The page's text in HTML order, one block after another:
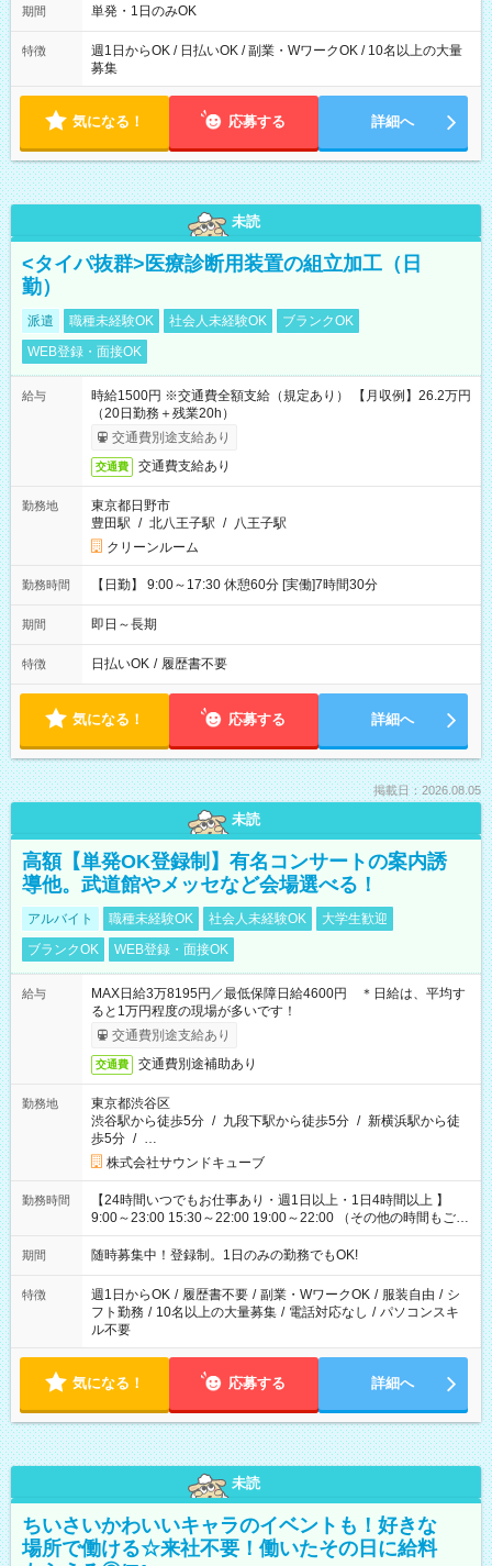
可能です！ ※1日あたりの最大実働時間は日勤、夜勤共に勤務し
期間 単発・1日のみOK
特徴
週1日からOK / 日払いOK / 副業・WワークOK / 10名以上の大量
募集
気になる！ 応募する 詳細へ
未読
<タイパ抜群>医療診断用装置の組立加工（日
勤）
派遣 職種未経験OK 社会人未経験OK
ブランクOK
WEB登録・面接OK
給与
時給1500円 ※交通費全額支給（規定あり） 【月収例】26.2万円
（20日勤務＋残業20h）
交通費別途支給あり
交通費 交通費支給あり
勤務地
東京都日野市
豊田駅 / 北八王子駅 / 八王子駅
クリーンルーム
勤務時間 【日勤】 9:00～17:30 休憩60分 [実働]7時間30分
期間 即日～長期
特徴 日払いOK / 履歴書不要
気になる！ 応募する 詳細へ
掲載日：2026.08.05
未読
高額【単発OK登録制】有名コンサートの案内誘
導他。武道館やメッセなど会場選べる！
アルバイト 職種未経験OK 社会人未経験OK
大学生歓迎
ブランクOK
WEB登録・面接OK
給与
MAX日給3万8195円／最低保障日給4600円 ＊日給は、平均す
ると1万円程度の現場が多いです！
交通費別途支給あり
交通費 交通費別途補助あり
勤務地
東京都渋谷区
渋谷駅から徒歩5分 / 九段下駅から徒歩5分 / 新横浜駅から徒
歩5分 / …
株式会社サウンドキューブ
勤務時間
【24時間いつでもお仕事あり・週1日以上・1日4時間以上 】
9:00～23:00 15:30～22:00 19:00～22:00 （その他の時間もござ
います！） 19:00～23:30 21:00～翌5:00 etc... ＊上記シフトは
一例です。現場により、時間が異なります！ ＊イベントが早く
期間 随時募集中！登録制。1日のみの勤務でもOK!
特徴 週1日からOK / 履歴書不要 / 副業・WワークOK / 服装自由 / シ
フト勤務 / 10名以上の大量募集 / 電話対応なし / パソコンスキ
ル不要
気になる！ 応募する 詳細へ
未読
ちいさいかわいいキャラのイベントも！好きな
場所で働ける☆来社不要！働いたその日に給料